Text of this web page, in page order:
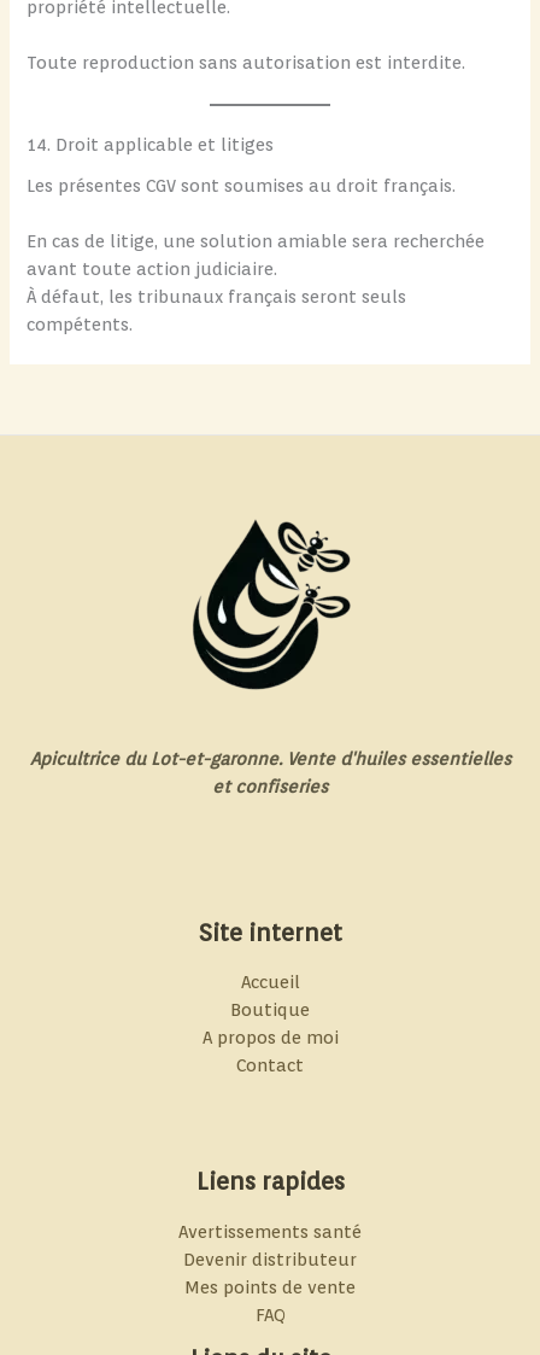
propriété intellectuelle.
Toute reproduction sans autorisation est interdite.
14. Droit applicable et litiges
Les présentes CGV sont soumises au droit français.
En cas de litige, une solution amiable sera recherchée
avant toute action judiciaire.
À défaut, les tribunaux français seront seuls
compétents.
Apicultrice du Lot-et-garonne. Vente d'huiles essentielles
et confiseries
Site internet
Accueil
Boutique
A propos de moi
Contact
Liens rapides
Avertissements santé
Devenir distributeur
Mes points de vente
FAQ